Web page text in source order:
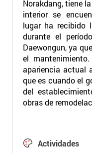
Norakdang, tiene
interior se
lugar ha recibido
durante el
Daewongun, ya
el
apariencia actual
que es cuando el
del
obras de
Actividades